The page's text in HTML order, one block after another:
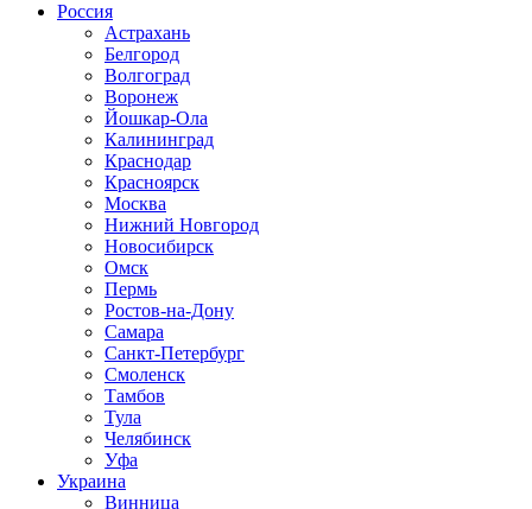
Россия
Астрахань
Белгород
Волгоград
Воронеж
Йошкар-Ола
Калининград
Краснодар
Красноярск
Москва
Нижний Новгород
Новосибирск
Омск
Пермь
Ростов-на-Дону
Самара
Санкт-Петербург
Смоленск
Тамбов
Тула
Челябинск
Уфа
Украина
Винница